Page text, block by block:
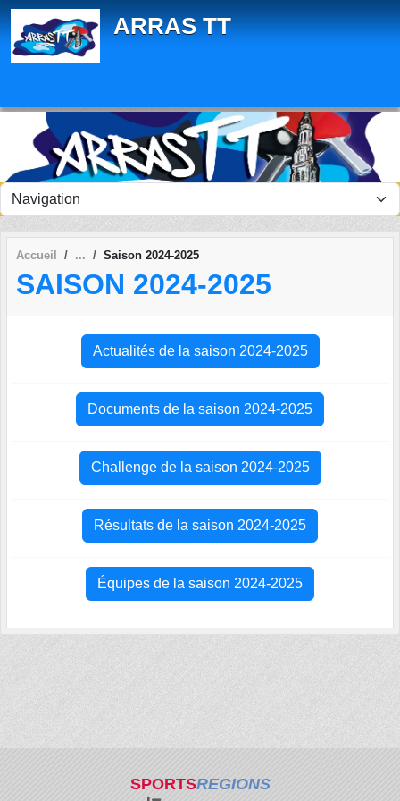
ARRAS TT
Accueil Saison 2024-2025
SAISON 2024-2025
Actualités de la saison 2024-2025
Documents de la saison 2024-2025
Challenge de la saison 2024-2025
Résultats de la saison 2024-2025
Équipes de la saison 2024-2025
SPORTSREGIONS
Panneau de gestion des cookies